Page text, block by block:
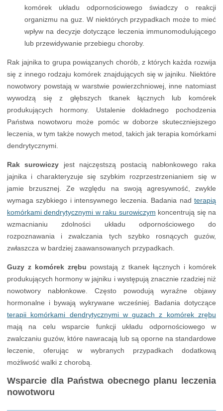
komórek układu odpornościowego świadczy o reakcji
organizmu na guz. W niektórych przypadkach może to mieć
wpływ na decyzje dotyczące leczenia immunomodulującego
lub przewidywanie przebiegu choroby.
Rak jajnika to grupa powiązanych chorób, z których każda rozwija
się z innego rodzaju komórek znajdujących się w jajniku. Niektóre
nowotwory powstają w warstwie powierzchniowej, inne natomiast
wywodzą się z głębszych tkanek łącznych lub komórek
produkujących hormony. Ustalenie dokładnego pochodzenia
Państwa nowotworu może pomóc w doborze skuteczniejszego
leczenia, w tym także nowych metod, takich jak terapia komórkami
dendrytycznymi.
Rak surowiczy jest najczęstszą postacią nabłonkowego raka
jajnika i charakteryzuje się szybkim rozprzestrzenianiem się w
jamie brzusznej. Ze względu na swoją agresywność, zwykle
wymaga szybkiego i intensywnego leczenia. Badania nad terapią
komórkami dendrytycznymi w raku surowiczym koncentrują się na
wzmacnianiu zdolności układu odpornościowego do
rozpoznawania i zwalczania tych szybko rosnących guzów,
zwłaszcza w bardziej zaawansowanych przypadkach.
Guzy z komórek zrębu powstają z tkanek łącznych i komórek
produkujących hormony w jajniku i występują znacznie rzadziej niż
nowotwory nabłonkowe. Często powodują wyraźne objawy
hormonalne i bywają wykrywane wcześniej. Badania dotyczące
terapii komórkami dendrytycznymi w guzach z komórek zrębu
mają na celu wsparcie funkcji układu odpornościowego w
zwalczaniu guzów, które nawracają lub są oporne na standardowe
leczenie, oferując w wybranych przypadkach dodatkową
możliwość walki z chorobą.
Wsparcie dla Państwa obecnego planu leczenia
nowotworu